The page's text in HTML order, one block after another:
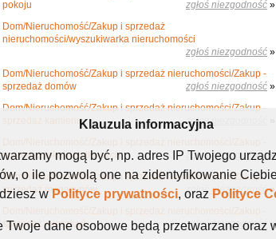
pokoju
zgłoś niezgodność »
Dom/Nieruchomość/Zakup i sprzedaż
nieruchomości/wyszukiwarka nieruchomości
zgłoś niezgodność »
Dom/Nieruchomość/Zakup i sprzedaż nieruchomości/Zakup -
sprzedaż domów
zgłoś niezgodność »
Dom/Nieruchomość/Zakup i sprzedaż nieruchomości/Zakup -
sprzedaż kamienic
zgłoś niezgodność
»
sprzedaż lokali użytkowych
zgłoś niezgodność»
Dom/Nieruchomość/Zakup i sprzedaż nieruchomości/Zakup -
sprzedaż magazynów
zgłoś niezgodność»
sprzedaż mieszkań
zgłoś niezgodność »
Klauzula informacyjna
mogą być, np. adres IP Twojego
o ile pozwolą one na zidentyfikowanie
w Polityce prywatności, oraz Polityce
dane osobowe będą przetwarzane